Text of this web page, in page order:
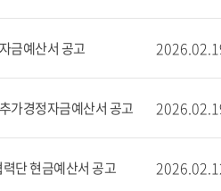
금예산서 공고
가경정자금예산서 공고
단 현금예산서 공고